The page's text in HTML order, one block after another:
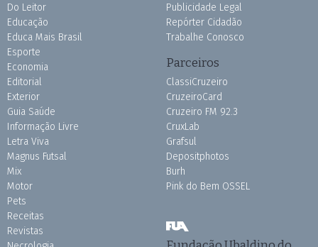
Do Leitor
Educação
Educa Mais Brasil
Esporte
Economia
Editorial
Exterior
Guia Saúde
Informação Livre
Letra Viva
Magnus Futsal
Mix
Motor
Pets
Receitas
Revistas
Publicidade Legal
Repórter Cidadão
Trabalhe Conosco
Parceiros
ClassiCruzeiro
CruzeiroCard
Cruzeiro FM 92.3
CruxLab
Grafsul
Depositphotos
Burh
Pink do Bem OSSEL